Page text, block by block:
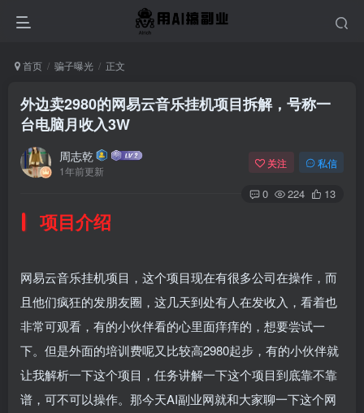
首页 骗子曝光 正文
外边卖2980的网易云音乐挂机项目拆解，号称一
台电脑月收入3W
周志乾
1年前更新
关注 私信
0 224 13
项目介绍
网易云音乐挂机项目，这个项目现在有很多公司在操作，而
且他们疯狂的发朋友圈，这几天到处有人在发收入，看着也
非常可观看，有的小伙伴看的心里面痒痒的，想要尝试一
下。但是外面的培训费呢又比较高2980起步，有的小伙伴就
让我解析一下这个项目，任务讲解一下这个项目到底靠不靠
谱，可不可以操作。那今天AI副业网就和大家聊一下这个网